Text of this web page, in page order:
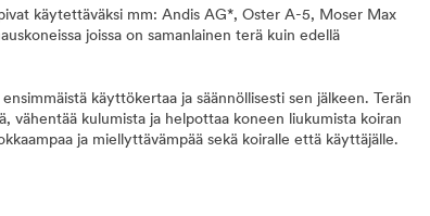
käytettäväksi mm: Andis AG*, Oster A-5, Moser Max
joissa on samanlainen terä kuin edellä
käyttökertaa ja säännöllisesti sen jälkeen. Terän
vähentää kulumista ja helpottaa koneen liukumista koiran
ja miellyttävämpää sekä koiralle että käyttäjälle.